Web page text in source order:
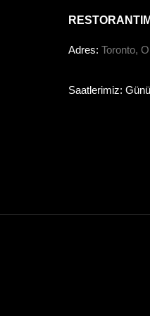
Adres: Toronto,
Saatlerimiz: